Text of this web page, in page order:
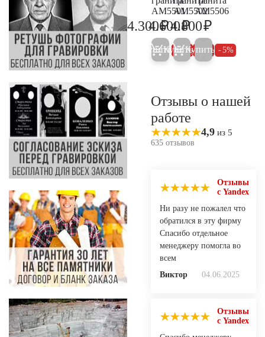
AM5501
4.500
4.300₽
Купить 5%
AM5502
4.800
4.600₽
Купить 5%
AM5506
4.800₽
Купить 5%
Отзывы о нашей
работе
4,9 из 5
635 отзывов
Отзывы
с Yandex
Ни разу не пожалел что
обратился в эту фирму
Спасибо отдельное
менеджеру помогла во
всем
Виктор
04.06.2025
Отзывы
с Yandex